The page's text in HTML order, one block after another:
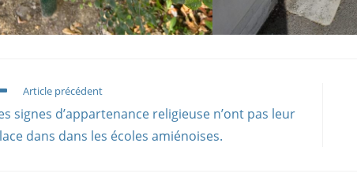
Article précédent
signes d’appartenance religieuse n’ont pas leur
dans dans les écoles amiénoises.